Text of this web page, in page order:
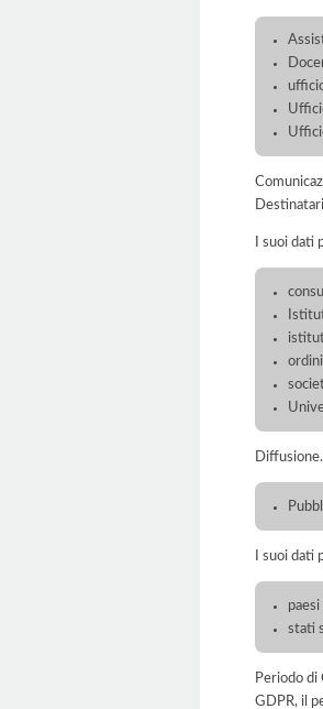
I suoi
I suoi
paesi
stati
Periodo di
GDPR, il